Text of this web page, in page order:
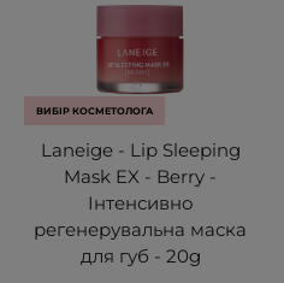
ВИБІР КОСМЕТОЛОГА
Laneige - Lip Sleeping
Mask EX - Berry -
Інтенсивно
регенерувальна маска
для губ - 20g